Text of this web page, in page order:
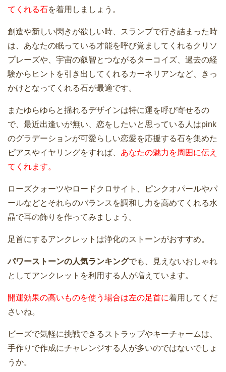
てくれる石を着用しましょう。
創造や新しい閃きが欲しい時、スランプで行き詰まった時
は、あなたの眠っている才能を呼び覚ましてくれるクリソ
プレーズや、宇宙の叡智とつながるターコイズ、過去の経
験からヒントを引き出してくれるカーネリアンなど、きっ
かけとなってくれる石が最適です。
またゆらゆらと揺れるデザインは特に運を呼び寄せるの
で、最近出逢いが無い、恋をしたいと思っている人はpink
のグラデーションが可愛らしい恋愛を応援する石を集めた
ピアスやイヤリングをすれば、 あなたの魅力を周囲に伝え
てくれます。
ローズクォーツやロードクロサイト、ピンクオパールやパ
ールなどとそれらのバランスを調和し力を高めてくれる水
晶で耳の飾りを作ってみましょう。
足首にするアンクレットは浄化のストーンがおすすめ。
パワーストーンの人気ランキングでも、見えないおしゃれ
としてアンクレットを利用する人が増えています。
開運効果の高いものを使う場合は左の足首に着用してくだ
さいね。
ビーズで気軽に挑戦できるストラップやキーチャームは、
手作りで作成にチャレンジする人が多いのではないでしょ
うか。